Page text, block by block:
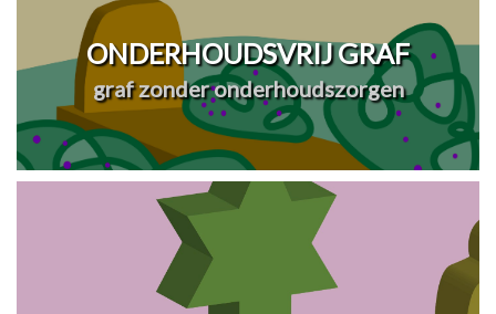
ONDERHOUDSVRIJ GRAF
graf zonder onderhoudszorgen